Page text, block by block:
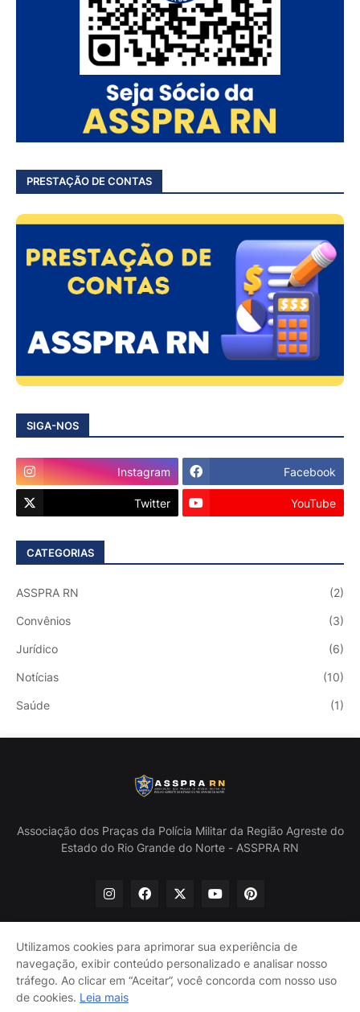
PRESTAÇÃO DE CONTAS
SIGA-NOS
Instagram Facebook
Twitter YouTube
CATEGORIAS
ASSPRA RN (2)
Convênios (3)
Jurídico (6)
Notícias (10)
Saúde (1)
Associação dos Praças da Polícia Militar da Região Agreste do
Estado do Rio Grande do Norte - ASSPRA RN
Início Quem Somos
Política de Privacidade
Contate-nos
Utilizamos cookies para aprimorar sua experiência de
navegação, exibir conteúdo personalizado e analisar nosso
tráfego. Ao clicar em “Aceitar”, você concorda com nosso uso
de cookies. Leia mais